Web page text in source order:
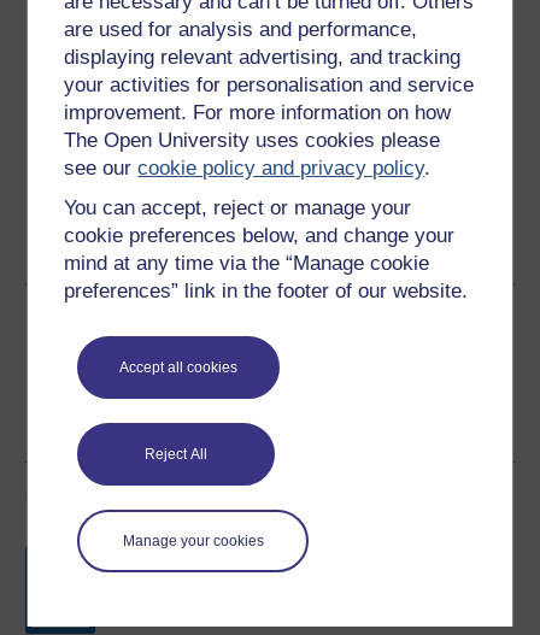
are used for analysis and performance,
displaying relevant advertising, and tracking
your activities for personalisation and service
improvement. For more information on how
The Open University uses cookies please
see ourcookie policy and privacy policy.
You can accept, reject or manage your
cookie preferences below, and change your
mind at any time via the “Manage cookie
preferences” link in the footer of our website.
Accept all cookies
Reject All
Manage your cookies
Lawrlwytho'r cwrs hwn
Lawrlwythwch y cwrs hwn i'w ddefnyddio heb fod ar-lein
neu ar ddyfeisiau eraill
Word Kindle PDF
Epub 2
Gweld rhagor o fformatau
Datganiad cyfranogiad am ddim